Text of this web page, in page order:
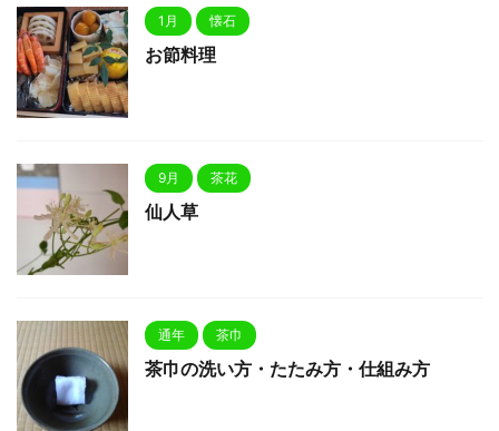
1月 懐石
お節料理
9月 茶花
仙人草
通年 茶巾
茶巾の洗い方・たたみ方・仕組み方